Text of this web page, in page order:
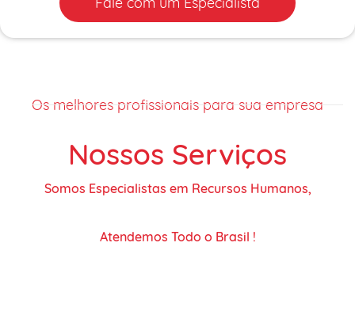
Os melhores profissionais para sua empresa
Nossos Serviços
Somos Especialistas em Recursos Humanos,
Atendemos Todo o Brasil !